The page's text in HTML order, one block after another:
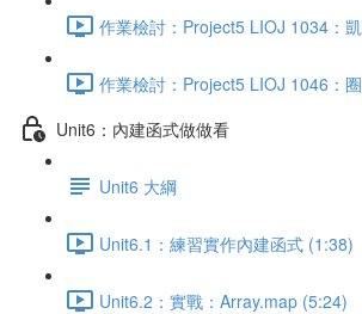
作業檢討：Project5 LIOJ 1034：
作業檢討：Project5 LIOJ 1046：
Unit6：內建函式做做看
Unit6 大綱
Unit6.1：練習實作內建函式 (1:38)
Unit6.2：實戰：Array.map (5:24)